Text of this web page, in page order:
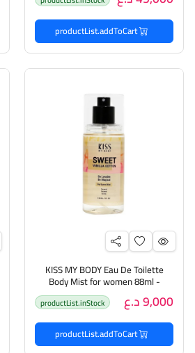
productList.addToCart
KISS MY BODY Eau De Toilette
Body Mist for women 88ml -
Sweet Vanilla Cotton مست عطري
بنفحات فاخرة للجسم9,000 د.ع productList.inStock
productList.addToCart